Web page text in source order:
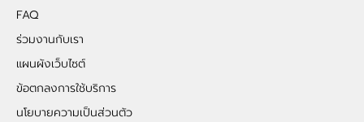
FAQ
ร่วมงานกับเรา
แผนผังเว็บไซต์
ข้อตกลงการใช้บริการ
นโยบายความเป็นส่วนตัว